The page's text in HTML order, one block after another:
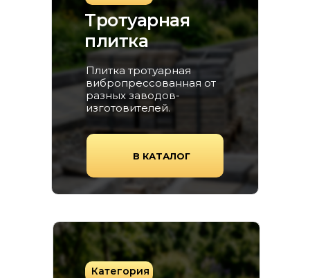
Тротуарная
плитка
Категория
Плитка тротуарная
вибропрессованная от
разных заводов-
изготовителей.
В КАТАЛОГ